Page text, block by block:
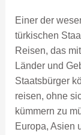
Einer der
türkischen
Reisen, das
Länder und
Staatsbürger
reisen, ohne
kümmern zu
Europa, Asien